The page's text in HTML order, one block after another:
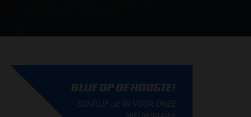
BLIJF OP DE HOOGTE!
SCHRIJF JE IN VOOR ONZE